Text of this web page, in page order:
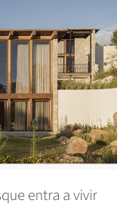
entra a vivir